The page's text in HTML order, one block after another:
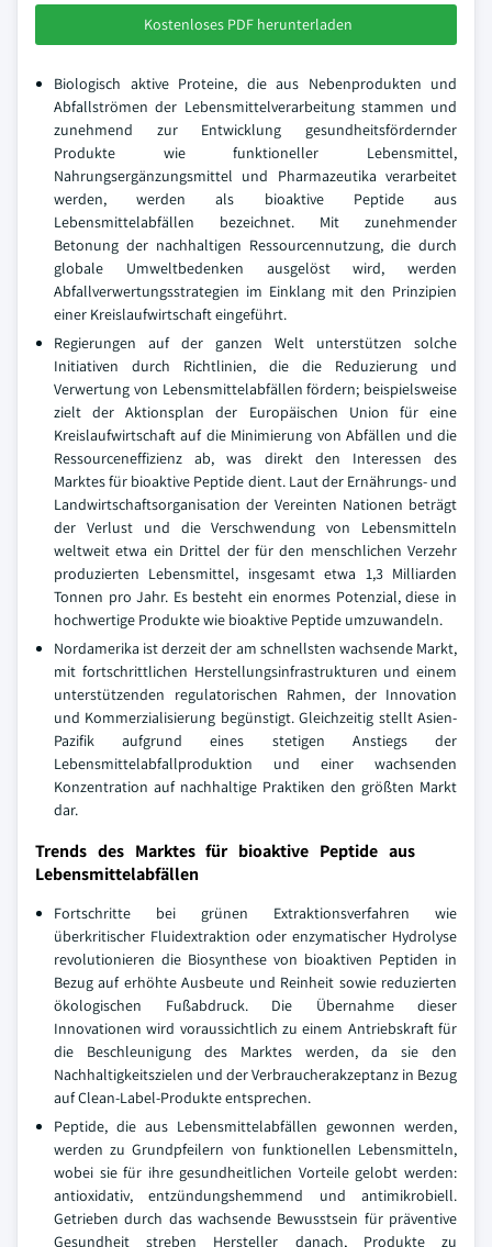
Kostenloses PDF herunterladen
Biologisch aktive Proteine, die aus Nebenprodukten und
Abfallströmen der Lebensmittelverarbeitung stammen und
zunehmend zur Entwicklung gesundheitsfördernder
Produkte wie funktioneller Lebensmittel,
Nahrungsergänzungsmittel und Pharmazeutika verarbeitet
werden, werden als bioaktive Peptide aus
Lebensmittelabfällen bezeichnet. Mit zunehmender
Betonung der nachhaltigen Ressourcennutzung, die durch
globale Umweltbedenken ausgelöst wird, werden
Abfallverwertungsstrategien im Einklang mit den Prinzipien
einer Kreislaufwirtschaft eingeführt.
Regierungen auf der ganzen Welt unterstützen solche
Initiativen durch Richtlinien, die die Reduzierung und
Verwertung von Lebensmittelabfällen fördern; beispielsweise
zielt der Aktionsplan der Europäischen Union für eine
Kreislaufwirtschaft auf die Minimierung von Abfällen und die
Ressourceneffizienz ab, was direkt den Interessen des
Marktes für bioaktive Peptide dient. Laut der Ernährungs- und
Landwirtschaftsorganisation der Vereinten Nationen beträgt
der Verlust und die Verschwendung von Lebensmitteln
weltweit etwa ein Drittel der für den menschlichen Verzehr
produzierten Lebensmittel, insgesamt etwa 1,3 Milliarden
Tonnen pro Jahr. Es besteht ein enormes Potenzial, diese in
hochwertige Produkte wie bioaktive Peptide umzuwandeln.
Nordamerika ist derzeit der am schnellsten wachsende Markt,
mit fortschrittlichen Herstellungsinfrastrukturen und einem
unterstützenden regulatorischen Rahmen, der Innovation
und Kommerzialisierung begünstigt. Gleichzeitig stellt Asien-
Pazifik aufgrund eines stetigen Anstiegs der
Lebensmittelabfallproduktion und einer wachsenden
Konzentration auf nachhaltige Praktiken den größten Markt
dar.
Trends des Marktes für bioaktive Peptide aus
Lebensmittelabfällen
Fortschritte bei grünen Extraktionsverfahren wie
überkritischer Fluidextraktion oder enzymatischer Hydrolyse
revolutionieren die Biosynthese von bioaktiven Peptiden in
Bezug auf erhöhte Ausbeute und Reinheit sowie reduzierten
ökologischen Fußabdruck. Die Übernahme dieser
Innovationen wird voraussichtlich zu einem Antriebskraft für
die Beschleunigung des Marktes werden, da sie den
Nachhaltigkeitszielen und der Verbraucherakzeptanz in Bezug
auf Clean-Label-Produkte entsprechen.
Peptide, die aus Lebensmittelabfällen gewonnen werden,
werden zu Grundpfeilern von funktionellen Lebensmitteln,
wobei sie für ihre gesundheitlichen Vorteile gelobt werden:
antioxidativ, entzündungshemmend und antimikrobiell.
Getrieben durch das wachsende Bewusstsein für präventive
Gesundheit streben Hersteller danach, Produkte zu